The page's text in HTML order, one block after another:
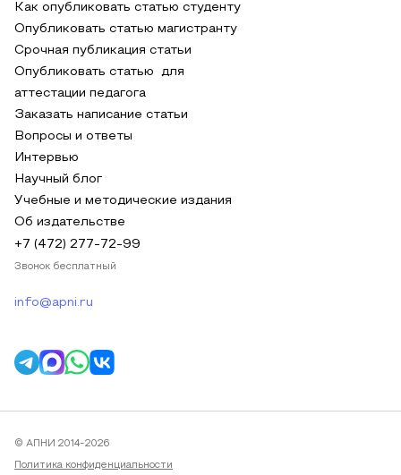
Как опубликовать статью студенту
Опубликовать статью магистранту
Срочная публикация статьи
Опубликовать статью для
аттестации педагога
Заказать написание статьи
Вопросы и ответы
Интервью
Научный блог
Учебные и методические издания
Об издательстве
+7 (472) 277-72-99
Звонок бесплатный
info@apni.ru
© АПНИ 2014-2026
Политика конфиденциальности